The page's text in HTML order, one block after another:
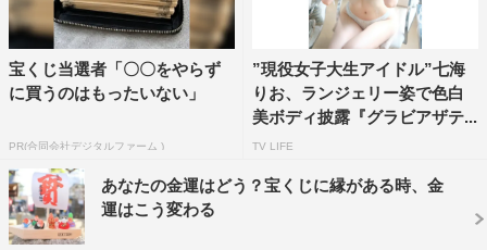
宝くじ当選者「〇〇をやらず
に買うのはもったいない」
PR(合同会社デジタルファーム )
”現役女子大生アイドル”七海
りお、ランジェリー姿で色白
美ボディ披露『グラビアザテ...
TV LIFE
あなたの金運はどう？宝くじに縁がある時、金
運はこう変わる